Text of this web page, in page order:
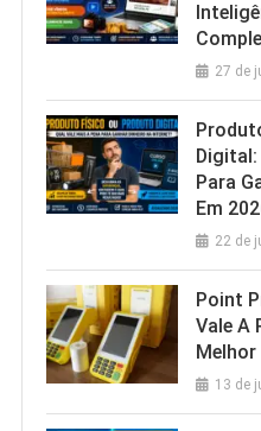
27 de
Digital:
Para
Em
22 de
Point
Vale A
Melhor
13 de